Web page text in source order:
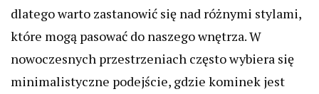
dlatego warto zastanowić się nad różnymi stylami,
które mogą pasować do naszego wnętrza. W
nowoczesnych przestrzeniach często wybiera się
minimalistyczne podejście, gdzie kominek jest